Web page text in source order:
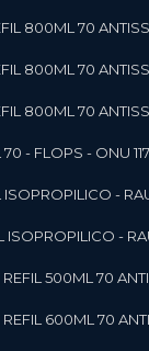
800ML 70
800ML 70
800ML 70
70 - FLOPS - ONU
ISOPROPILICO -
ISOPROPILICO -
REFIL 500ML 70
REFIL 600ML 70